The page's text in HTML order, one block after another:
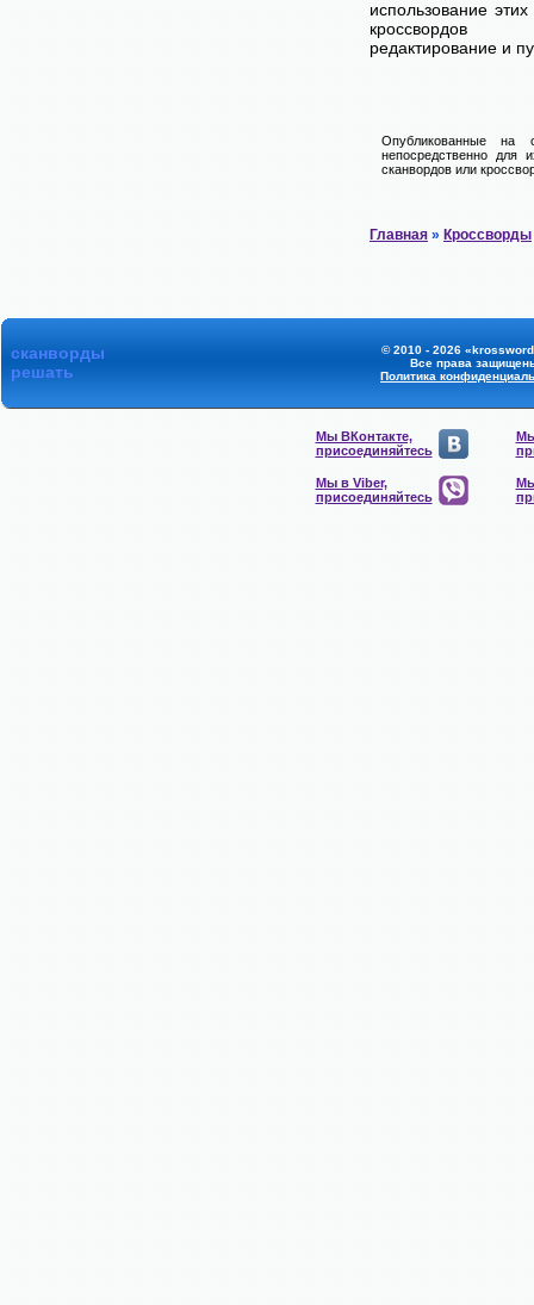
использование
редактирование и
Опубликованные на
непосредственно для
сканвордов или
Главная » Кроссворды
сканворды
решать
© 2010 - 2026
Все права
Политика
Мы ВКонтакте,
присоединяйтесь
Мы в Viber,
присоединяйтесь